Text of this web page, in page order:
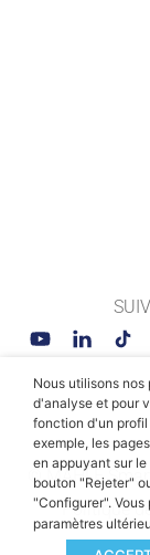
© MAHLE
Politique
Nous utilisons
d'analyse et pour
fonction d'un
exemple, les
en appuyant sur
bouton "Rejeter"
"Configurer".
paramètres